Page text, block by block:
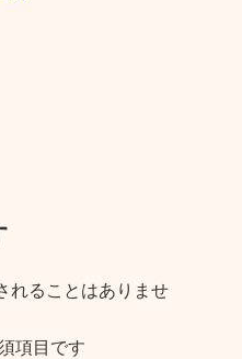
れることはありませ
項目です